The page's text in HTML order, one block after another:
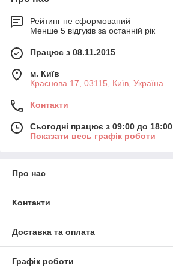
Рейтинг не сформований
Менше 5 відгуків за останній рік
Працює з 08.11.2015
м. Київ
Краснова 17, 03115, Київ, Україна
Контакти
Сьогодні працює з 09:00 до 18:00
Показати весь графік роботи
Про нас
Контакти
Доставка та оплата
Графік роботи